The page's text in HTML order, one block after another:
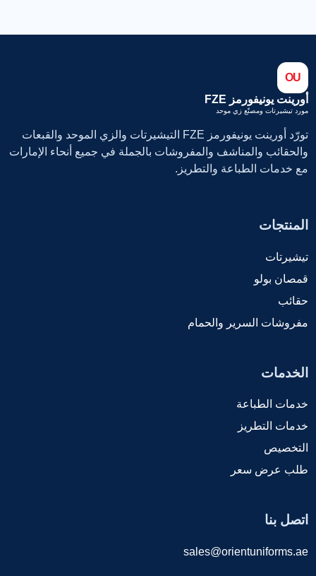
OU
أورينت يونيفورمز FZE
مورد تيشيرتات ومصنّع زي موحد
تورّد أورينت يونيفورمز FZE التيشيرتات والزي الموحد والقبعات
والحقائب والمناشف والمفروشات بالجملة في جميع أنحاء الإمارات
مع خدمات الطباعة والتطريز.
المنتجات
تيشيرتات
قمصان بولو
حقائب
مفروشات السرير والحمام
الخدمات
خدمات الطباعة
خدمات التطريز
التخصيص
طلب عرض سعر
اتصل بنا
sales@orientuniforms.ae